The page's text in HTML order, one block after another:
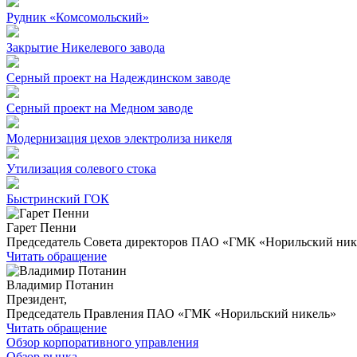
Рудник «Комсомольский»
Закрытие Никелевого завода
Серный проект на Надеждинском заводе
Серный проект на Медном заводе
Модернизация цехов электролиза никеля
Утилизация солевого стока
Быстринский ГОК
Гарет Пенни
Председатель Совета директоров ПАО «ГМК «Норильский
Читать обращение
Владимир Потанин
Президент,
Председатель Правления ПАО «ГМК «Норильский никель»
Читать обращение
Обзор корпоративного управления